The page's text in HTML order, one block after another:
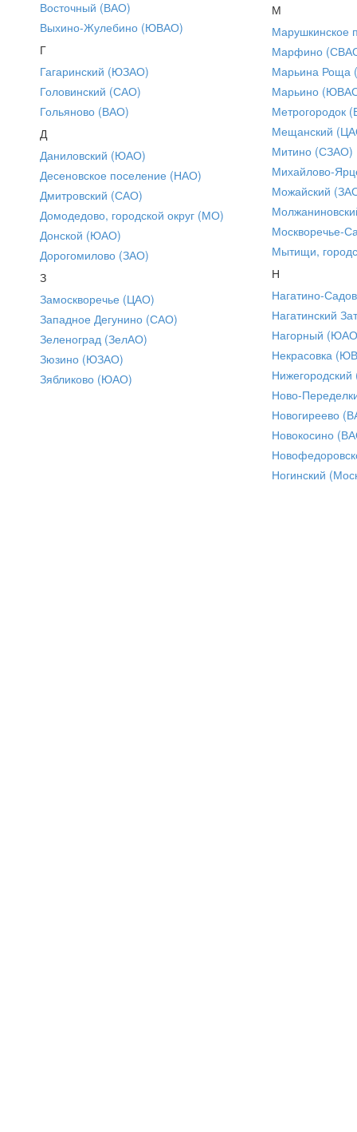
Восточный (ВАО)
Выхино-Жулебино (ЮВАО)
Г
Гагаринский (ЮЗАО)
Головинский (САО)
Гольяново (ВАО)
Д
Даниловский (ЮАО)
Десеновское поселение (НАО)
Дмитровский (САО)
Домодедово, городской округ (МО)
Донской (ЮАО)
Дорогомилово (ЗАО)
З
Замоскворечье (ЦАО)
Западное Дегунино (САО)
Зеленоград (ЗелАО)
Зюзино (ЮЗАО)
Зябликово (ЮАО)
М
Марушкинское
Марфино
Марьина Роща
Марьино
Метрогородок
Мещанский
Митино (СЗАО)
Михайлово-
Можайский
Москворечье-
Мытищи,
Н
Нагатино-
Нагатинский
Нагорный
Некрасовка
Ново-
Новогиреево
Новокосино
Ногинский